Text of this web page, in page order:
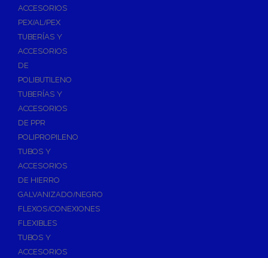
ACCESORIOS
PEX/AL/PEX
TUBERÍAS Y
ACCESORIOS
DE
POLIBUTILENO
TUBERÍAS Y
ACCESORIOS
DE PPR
POLIPROPILENO
TUBOS Y
ACCESORIOS
DE HIERRO
GALVANIZADO/NEGRO
FLEXOS/CONEXIONES
FLEXIBLES
TUBOS Y
ACCESORIOS